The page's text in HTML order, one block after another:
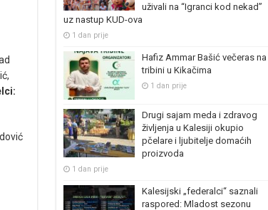
uživali na “Igranci kod nekad”
uz nastup KUD-ova
1 dan prije
Hafiz Ammar Bašić večeras na
tribini u Kikačima
1 dan prije
Drugi sajam meda i zdravog
življenja u Kalesiji okupio
pčelare i ljubitelje domaćih
proizvoda
1 dan prije
Kalesijski „federalci“ saznali
raspored: Mladost sezonu